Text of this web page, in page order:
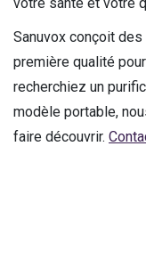
Sanuvox conçoit des
première qualité
recherchiez un
modèle portable,
faire découvrir.